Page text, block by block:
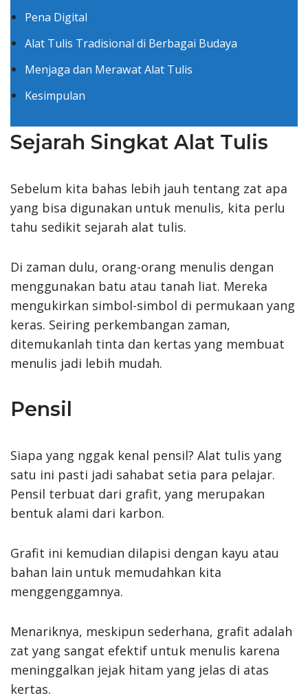
Pena Digital
Alat Tulis Tradisional di Berbagai Budaya
Menjaga dan Merawat Alat Tulis
Kesimpulan
Sejarah Singkat Alat Tulis
Sebelum kita bahas lebih jauh tentang zat apa
yang bisa digunakan untuk menulis, kita perlu
tahu sedikit sejarah alat tulis.
Di zaman dulu, orang-orang menulis dengan
menggunakan batu atau tanah liat. Mereka
mengukirkan simbol-simbol di permukaan yang
keras. Seiring perkembangan zaman,
ditemukanlah tinta dan kertas yang membuat
menulis jadi lebih mudah.
Pensil
Siapa yang nggak kenal pensil? Alat tulis yang
satu ini pasti jadi sahabat setia para pelajar.
Pensil terbuat dari grafit, yang merupakan
bentuk alami dari karbon.
Grafit ini kemudian dilapisi dengan kayu atau
bahan lain untuk memudahkan kita
menggenggamnya.
Menariknya, meskipun sederhana, grafit adalah
zat yang sangat efektif untuk menulis karena
meninggalkan jejak hitam yang jelas di atas
kertas.